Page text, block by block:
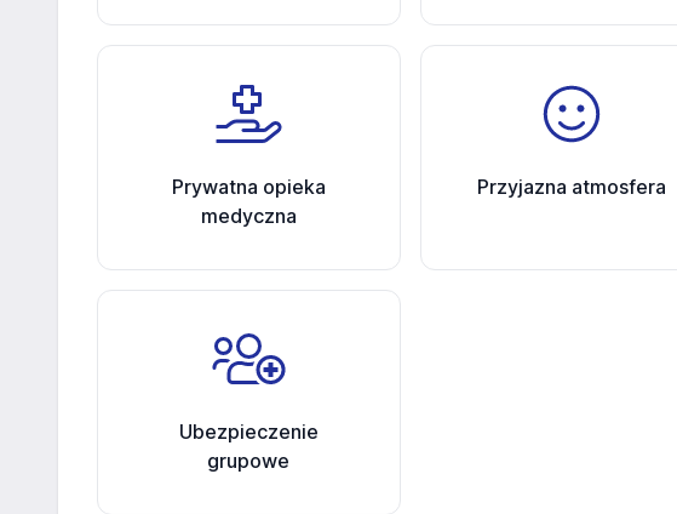
Prywatna opieka
medyczna
Przyjazna atmosfera
Ubezpieczenie
grupowe